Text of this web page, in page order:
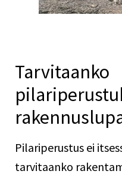
Tarvitaanko
Pilariperustus ei
tarvitaanko